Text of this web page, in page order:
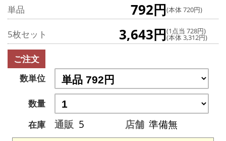
単品 792円(本体 720円)
5枚セット 3,643円(1点当 728円)
(本体 3,312円)
ご注文
数単位
数量
在庫
通販 5 店舗 準備無